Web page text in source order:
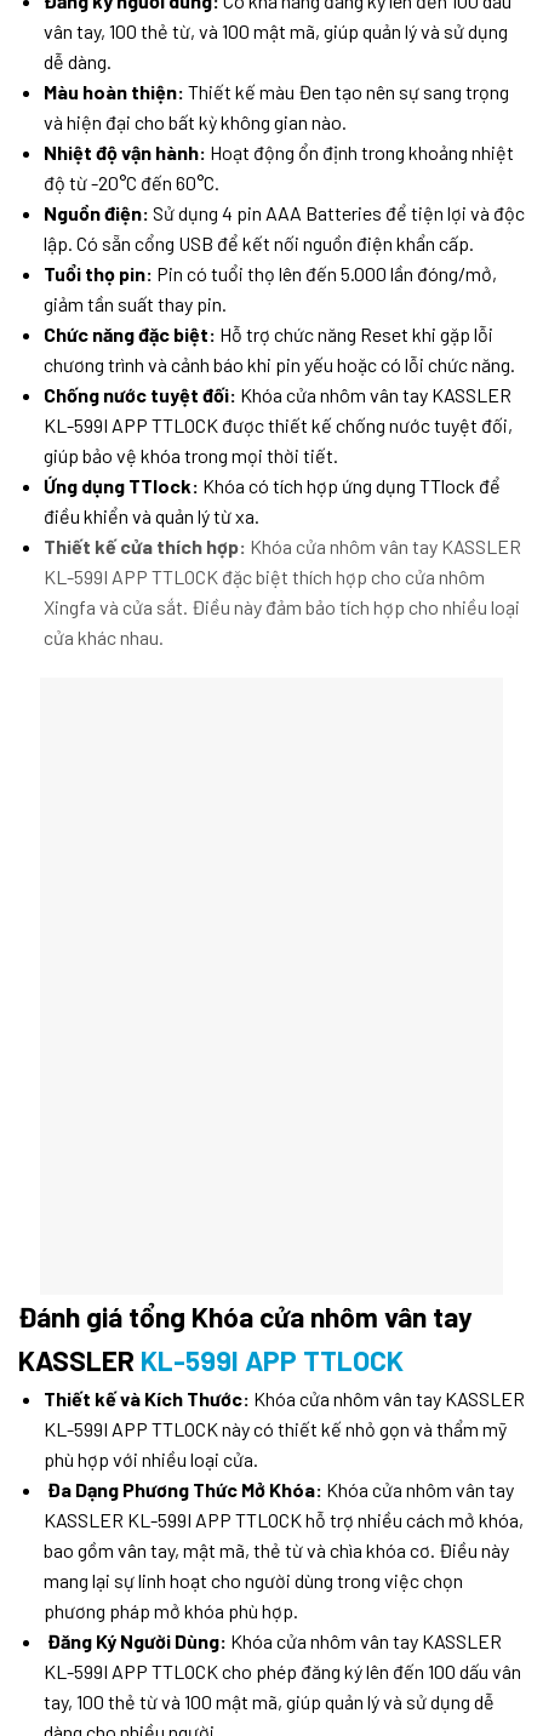
vân tay, 100 thẻ từ, và 100 mật mã, giúp quản lý và sử dụng
dễ dàng.
Màu hoàn thiện: Thiết kế màu Đen tạo nên sự sang trọng
và hiện đại cho bất kỳ không gian nào.
Nhiệt độ vận hành: Hoạt động ổn định trong khoảng nhiệt
độ từ -20°C đến 60°C.
Nguồn điện: Sử dụng 4 pin AAA Batteries để tiện lợi và độc
lập. Có sẵn cổng USB để kết nối nguồn điện khẩn cấp.
Tuổi thọ pin: Pin có tuổi thọ lên đến 5.000 lần đóng/mở,
giảm tần suất thay pin.
Chức năng đặc biệt: Hỗ trợ chức năng Reset khi gặp lỗi
chương trình và cảnh báo khi pin yếu hoặc có lỗi chức năng.
Chống nước tuyệt đối: Khóa cửa nhôm vân tay KASSLER
KL-599I APP TTLOCK được thiết kế chống nước tuyệt đối,
giúp bảo vệ khóa trong mọi thời tiết.
Ứng dụng TTlock: Khóa có tích hợp ứng dụng TTlock để
điều khiển và quản lý từ xa.
Thiết kế cửa thích hợp: Khóa cửa nhôm vân tay KASSLER
KL-599I APP TTLOCK đặc biệt thích hợp cho cửa nhôm
Xingfa và cửa sắt. Điều này đảm bảo tích hợp cho nhiều loại
cửa khác nhau.
Đánh giá tổng Khóa cửa nhôm vân tay
KASSLER KL-599I APP TTLOCK
Thiết kế và Kích Thước: Khóa cửa nhôm vân tay KASSLER
KL-599I APP TTLOCK này có thiết kế nhỏ gọn và thẩm mỹ
phù hợp với nhiều loại cửa.
Đa Dạng Phương Thức Mở Khóa: Khóa cửa nhôm vân tay
KASSLER KL-599I APP TTLOCK hỗ trợ nhiều cách mở khóa,
bao gồm vân tay, mật mã, thẻ từ và chìa khóa cơ. Điều này
mang lại sự linh hoạt cho người dùng trong việc chọn
phương pháp mở khóa phù hợp.
Đăng Ký Người Dùng: Khóa cửa nhôm vân tay KASSLER
KL-599I APP TTLOCK cho phép đăng ký lên đến 100 dấu vân
tay, 100 thẻ từ và 100 mật mã, giúp quản lý và sử dụng dễ